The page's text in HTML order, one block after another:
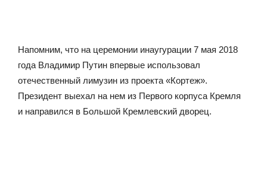
Напомним, что на церемонии инаугурации 7 мая 2018
года Владимир Путин впервые использовал
отечественный лимузин из проекта «Кортеж».
Президент выехал на нем из Первого корпуса Кремля
и направился в Большой Кремлевский дворец.